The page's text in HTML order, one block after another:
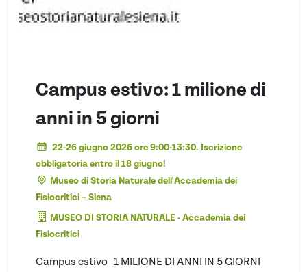
Campus estivo: 1 milione di
anni in 5 giorni
22-26 giugno 2026 ore 9:00-13:30. Iscrizione
obbligatoria entro il 18 giugno!
Museo di Storia Naturale dell'Accademia dei
Fisiocritici – Siena
MUSEO DI STORIA NATURALE - Accademia dei
Fisiocritici
Campus estivo 1 MILIONE DI ANNI IN 5 GIORNI